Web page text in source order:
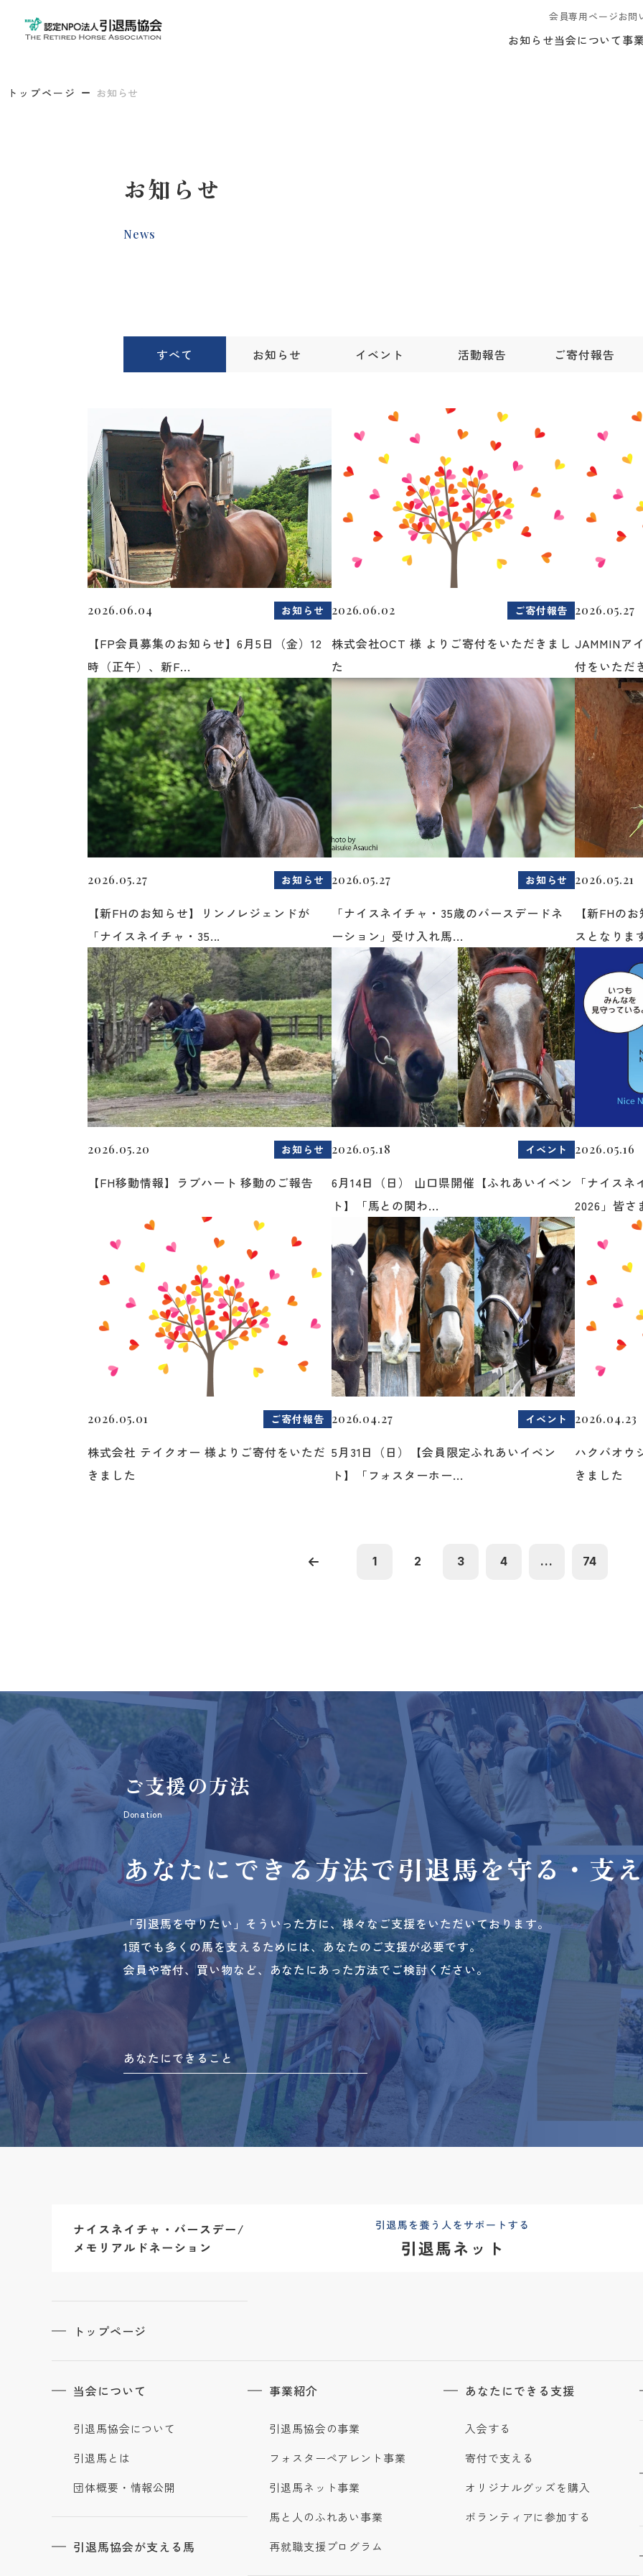
会員専用ページお問
お知らせ当会について事
トップページ お知らせ
お知らせ
News
すべて お知らせ イベント 活動報告 ご寄付報告
2026.06.04 お知らせ
【FP会員募集のお知らせ】6月5日（金）12
時（正午）、新F...
2026.06.02 ご寄付報告
株式会社OCT 様 よりご寄付をいただきまし
た
2026.05.27
JAMMINア
付をいただ
2026.05.27 お知らせ
【新FHのお知らせ】リンノレジェンドが
「ナイスネイチャ・35...
2026.05.27 お知らせ
「ナイスネイチャ・35歳のバースデードネ
ーション」受け入れ馬...
2026.05.21
【新FHの
スとなりま
2026.05.20 お知らせ
【FH移動情報】ラブハート 移動のご報告
2026.05.18 イベント
6月14日（日） 山口県開催【ふれあいイベン
ト】「馬との関わ...
2026.05.16
「ナイス
2026」皆さ
2026.05.01 ご寄付報告
株式会社 テイクオー 様よりご寄付をいただ
きました
2026.04.27 イベント
5月31日（日）【会員限定ふれあいイベン
ト】「フォスターホー...
2026.04.23
ハクバオウ
きました
1 2 3 4 ... 74
ご支援の方法
Donation
あなたにできる方法で引退馬を守る・支
「引退馬を守りたい」そういった方に、様々なご支援をいただいております。
1頭でも多くの馬を支えるためには、あなたのご支援が必要です。
会員や寄付、買い物など、あなたにあった方法でご検討ください。
あなたにできること
トップページ
当会について
引退馬協会について
引退馬とは
団体概要・情報公開
引退馬協会が支える馬
事業紹介
引退馬協会の事業
フォスターペアレント事業
引退馬ネット事業
馬と人のふれあい事業
再就職支援プログラム
あなたにできる支援
入会する
寄付で支える
オリジナルグッズを購入
ボランティアに参加する